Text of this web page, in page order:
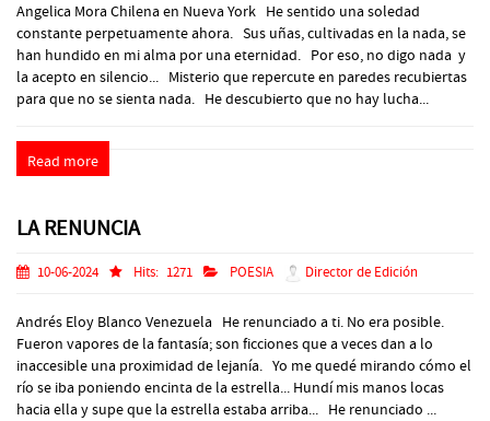
Angelica Mora Chilena en Nueva York He sentido una soledad
constante perpetuamente ahora. Sus uñas, cultivadas en la nada, se
han hundido en mi alma por una eternidad. Por eso, no digo nada y
la acepto en silencio... Misterio que repercute en paredes recubiertas
para que no se sienta nada. He descubierto que no hay lucha...
Read more
LA RENUNCIA
10-06-2024 Hits: 1271 POESIA Director de Edición
Andrés Eloy Blanco Venezuela He renunciado a ti. No era posible.
Fueron vapores de la fantasía; son ficciones que a veces dan a lo
inaccesible una proximidad de lejanía. Yo me quedé mirando cómo el
río se iba poniendo encinta de la estrella... Hundí mis manos locas
hacia ella y supe que la estrella estaba arriba... He renunciado ...